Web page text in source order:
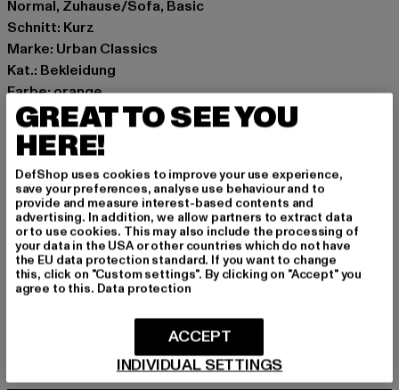
Normal, Zuhause/Sofa, Basic
Schnitt: Kurz
Marke: Urban Classics
Kat.: Bekleidung
Farbe: orange
Hersteller Farbe: paleorange
Materialzusammensetzung: 70% Baumwolle, 30%
Polyester
Art.Nr: TB6033-02905
Hersteller: TB International GmbH |info@tbint.de
Dr.-Robert-Murjahn-Straße 7 | 64372 Ober-Ramstadt |
DE
GRÖSSE & PASSFORM
PFLEGEHINWEISE
GREAT TO SEE YOU
HERE!
DefShop uses cookies to improve your use experience,
save your preferences, analyse use behaviour and to
provide and measure interest-based contents and
advertising. In addition, we allow partners to extract data
or to use cookies. This may also include the processing of
your data in the USA or other countries which do not have
the EU data protection standard. If you want to change
this, click on "Custom settings". By clicking on "Accept" you
agree to this. Data protection
INDIVIDUAL SETTINGS
ACCEPT